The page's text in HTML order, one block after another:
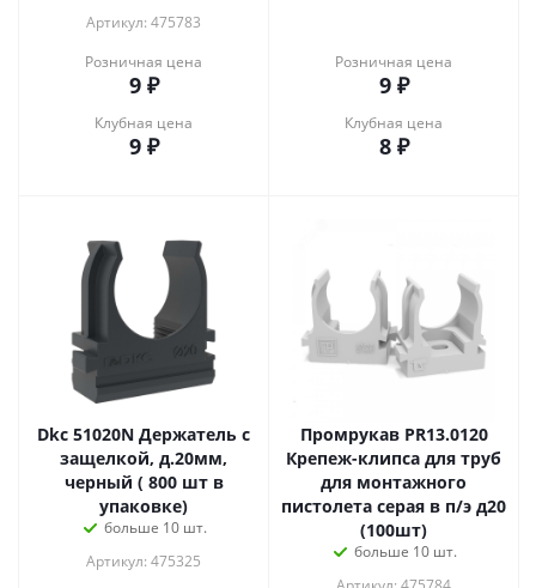
Артикул: 475783
Розничная цена
9₽
Клубная цена
9₽
Розничная цена
9₽
Клубная цена
8₽
Dkc 51020N Держатель с
защелкой, д.20мм,
черный ( 800 шт в
упаковке)
больше 10 шт.
Артикул: 475325
Промрукав PR13.0120
Крепеж-клипса для труб
для монтажного
пистолета серая в п/э д20
(100шт)
больше 10 шт.